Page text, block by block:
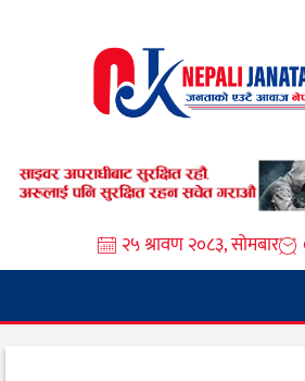
२५ श्रावण २०८३, सोमबार